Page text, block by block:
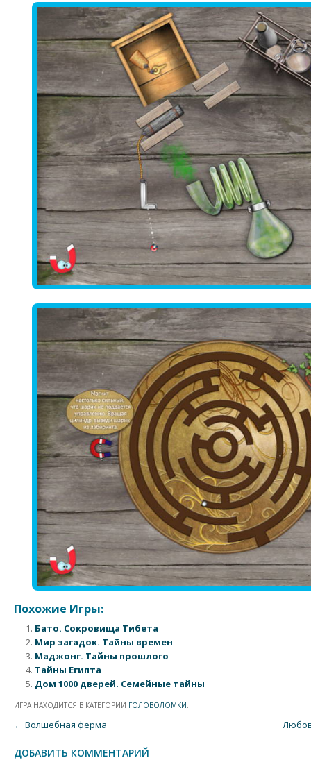
Похожие Игры:
Бато. Сокровища Тибета
Мир загадок. Тайны времен
Маджонг. Тайны прошлого
Тайны Египта
Дом 1000 дверей. Семейные тайны
ИГРА НАХОДИТСЯ В КАТЕГОРИИ ГОЛОВОЛОМКИ.
Post navigation
← Волшебная ферма
ДОБАВИТЬ КОММЕНТАРИЙ